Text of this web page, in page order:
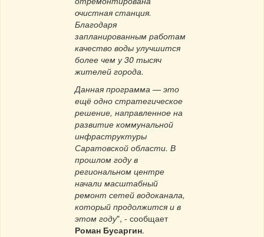
очистная станция.
Благодаря
запланированным работам
качество воды улучшится
более чем у 30 тысяч
жителей города.
Данная программа — это
ещё одно стратегическое
решение, направленное на
развитие коммунальной
инфраструктуры
Саратовской области. В
прошлом году в
региональном центре
начали масштабный
ремонт сетей водоканала,
который продолжится и в
этом году", - сообщает
Роман Бусаргин.